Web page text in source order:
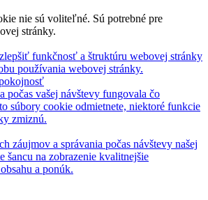
nie sú voliteľné. Sú potrebné pre
stránky.
funkčnosť a štruktúru webovej stránky
používania webovej stránky.
počas vašej návštevy fungovala čo
súbory cookie odmietnete, niektoré funkcie
zmiznú.
záujmov a správania počas návštevy našej
šancu na zobrazenie kvalitnejšie
a ponúk.